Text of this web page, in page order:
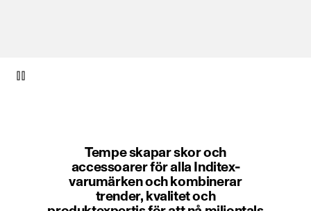
Tempe skapar skor och
accessoarer för alla Inditex-
varumärken och kombinerar
trender, kvalitet och